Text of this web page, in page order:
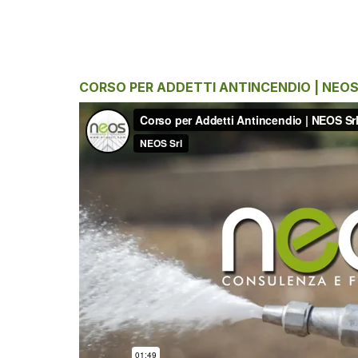
CORSO PER ADDETTI ANTINCENDIO |